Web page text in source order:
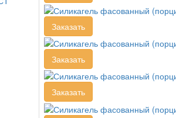
Заказать
Заказать
Заказать